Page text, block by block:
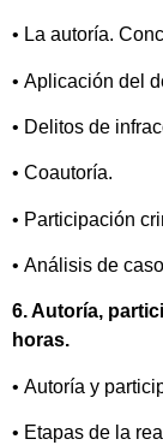
• La autoría.
• Aplicación del
• Delitos de
• Coautoría.
• Participación
• Análisis de
6. Autoría,
horas.
• Autoría y
• Etapas de la